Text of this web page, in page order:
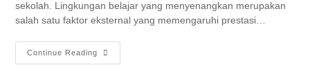
sekolah. Lingkungan belajar yang menyenangkan merupakan
salah satu faktor eksternal yang memengaruhi prestasi…
Continue Reading